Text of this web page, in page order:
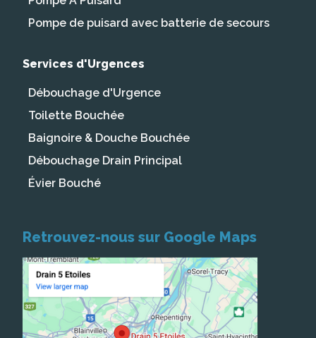
Pompe de puisard avec batterie de secours
Services d'Urgences
Débouchage d'Urgence
Toilette Bouchée
Baignoire & Douche Bouchée
Débouchage Drain Principal
Évier Bouché
Retrouvez-nous sur Google Maps